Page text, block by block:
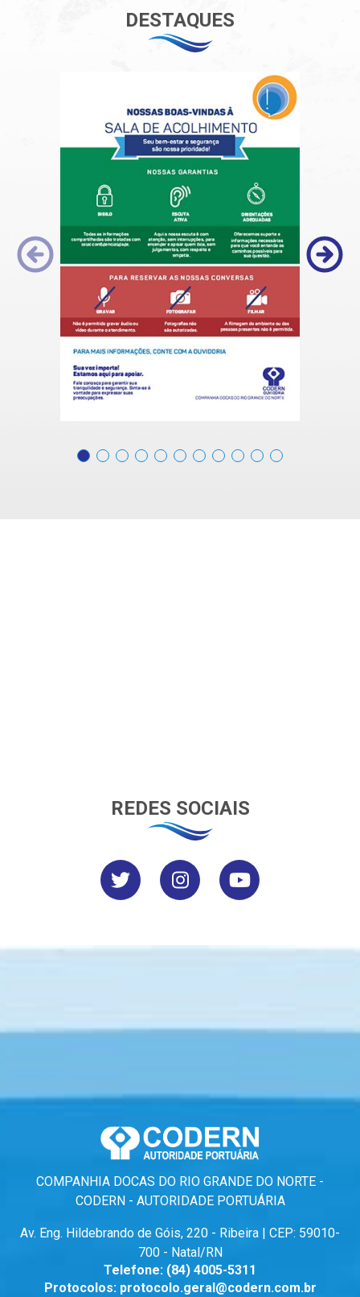
DESTAQUES
REDES SOCIAIS
COMPANHIA DOCAS DO RIO GRANDE DO NORTE -
CODERN - AUTORIDADE PORTUÁRIA
Av. Eng. Hildebrando de Góis, 220 - Ribeira | CEP: 59010-
700 - Natal/RN
Telefone: (84) 4005-5311
Protocolos: protocolo.geral@codern.com.br